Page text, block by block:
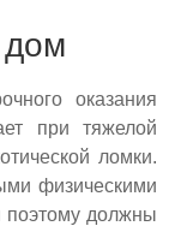
оказания
при тяжелой
ломки.
физическими
должны